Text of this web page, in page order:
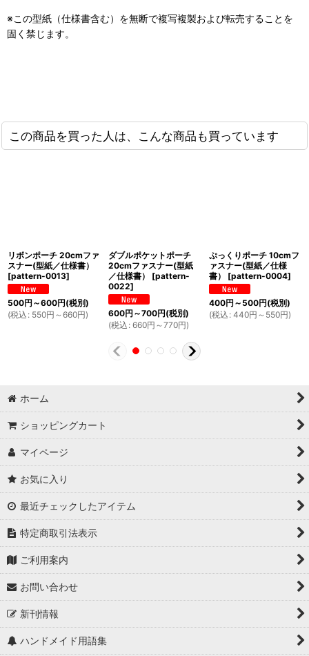
※この型紙（仕様書含む）を無断で複写複製および転売することを
固く禁じます。
この商品を買った人は、こんな商品も買っています
リボンポーチ 20cmファ
スナー(型紙／仕様書）
[pattern-0013]
500円 ～600円(税別)
(税込 : 550円 ～660円)
ダブルポケットポーチ
20cmファスナー(型紙
／仕様書）
[pattern-
0022]
600円 ～700円(税別)
(税込 : 660円 ～770円)
ぷっくりポーチ 10cmフ
ァスナー(型紙／仕様
書）
[pattern-0004]
400円 ～500円(税別)
(税込 : 440円 ～550円)
ホーム
ショッピングカート
マイページ
お気に入り
最近チェックしたアイテム
特定商取引法表示
ご利用案内
お問い合わせ
新刊情報
ハンドメイド用語集